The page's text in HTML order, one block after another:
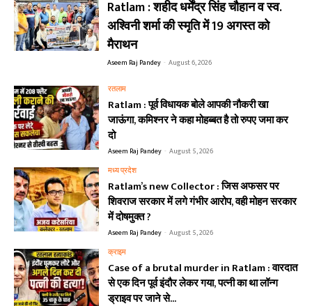
Ratlam : शहीद धर्मेंद्र सिंह चौहान व स्व.
अश्विनी शर्मा की स्मृति में 19 अगस्त को
मैराथन
Aseem Raj Pandey - August 6, 2026
रतलाम
Ratlam : पूर्व विधायक बोले आपकी नौकरी खा
जाऊंगा, कमिश्नर ने कहा मोहब्बत है तो रुपए जमा कर
दो
Aseem Raj Pandey - August 5, 2026
मध्य प्रदेश
Ratlam’s new Collector : जिस अफसर पर
शिवराज सरकार में लगे गंभीर आरोप, वही मोहन सरकार
में दोषमुक्त ?
Aseem Raj Pandey - August 5, 2026
क्राइम
Case of a brutal murder in Ratlam : वारदात
से एक दिन पूर्व इंदौर लेकर गया, पत्नी का था लॉन्ग
ड्राइव पर जाने से...